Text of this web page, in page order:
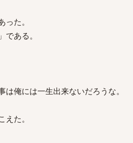
た。
ある。
俺には一生出来ないだろうな。
た。